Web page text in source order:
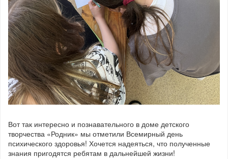
Вот так интересно и познавательного в доме детского
творчества «Родник» мы отметили Всемирный день
психического здоровья! Хочется надеяться, что полученные
знания пригодятся ребятам в дальнейшей жизни!